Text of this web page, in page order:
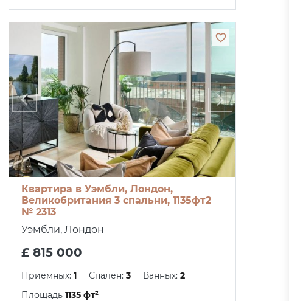
Квартира в Уэмбли, Лондон,
Великобритания 3 спальни, 1135фт2
№ 2313
Уэмбли, Лондон
£ 815 000
Приемных: 1 Спален: 3 Ванных: 2
Площадь 1135 фт²